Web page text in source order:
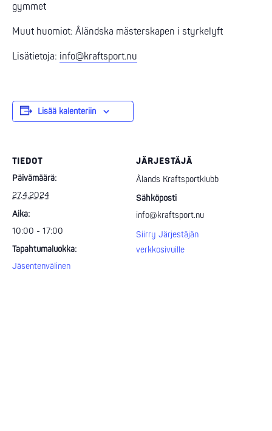
gymmet
Muut huomiot: Åländska mästerskapen i styrkelyft
Lisätietoja: info@kraftsport.nu
Lisää kalenteriin
TIEDOT
Päivämäärä:
27.4.2024
Aika:
10:00 - 17:00
Tapahtumaluokka:
Jäsentenvälinen
JÄRJESTÄJÄ
Ålands Kraftsportklubb
Sähköposti
info@kraftsport.nu
Siirry Järjestäjän
verkkosivuille